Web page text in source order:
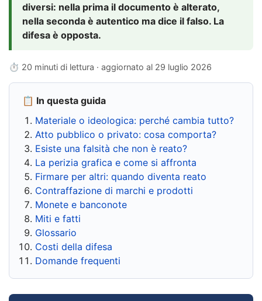
diversi: nella prima il documento è alterato,
nella seconda è autentico ma dice il falso. La
difesa è opposta.
⏱ 20 minuti di lettura · aggiornato al 29 luglio 2026
📋 In questa guida
Materiale o ideologica: perché cambia tutto?
Atto pubblico o privato: cosa comporta?
Esiste una falsità che non è reato?
La perizia grafica e come si affronta
Firmare per altri: quando diventa reato
Contraffazione di marchi e prodotti
Monete e banconote
Miti e fatti
Glossario
Costi della difesa
Domande frequenti